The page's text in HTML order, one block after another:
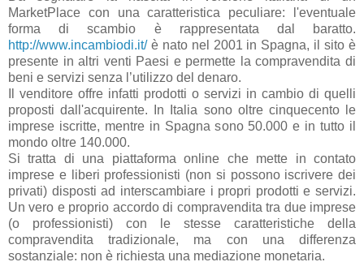
MarketPlace con una caratteristica peculiare: l'eventuale
forma di scambio è rappresentata dal baratto.
http://www.incambiodi.it/è nato nel 2001 in Spagna, il sito è
presente in altri venti Paesi e permette la compravendita di
beni e servizi senza l’utilizzo del denaro.
Il venditore offre infatti prodotti o servizi in cambio di quelli
proposti dall'acquirente. In Italia sono oltre cinquecento le
imprese iscritte, mentre in Spagna sono 50.000 e in tutto il
mondo oltre 140.000.
Si tratta di una piattaforma online che mette in contato
imprese e liberi professionisti (non si possono iscrivere dei
privati) disposti ad interscambiare i propri prodotti e servizi.
Un vero e proprio accordo di compravendita tra due imprese
(o professionisti) con le stesse caratteristiche della
compravendita tradizionale, ma con una differenza
sostanziale: non è richiesta una mediazione monetaria.